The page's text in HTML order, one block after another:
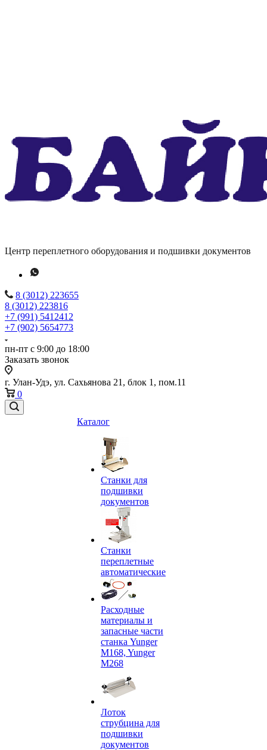
Центр переплетного оборудования и подшивки документов
8 (3012) 223655
8 (3012) 223816
+7 (991) 5412412
+7 (902) 5654773
пн-пт с 9:00 до 18:00
Заказать звонок
г. Улан-Удэ, ул. Сахьянова 21, блок 1, пом.11
0
Каталог
Станки для
подшивки
документов
Станки
переплетные
автоматические
Расходные
материалы и
запасные части
станка Yunger
M168, Yunger
M268
Лоток
струбцина для
подшивки
документов